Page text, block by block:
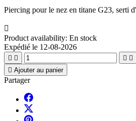
Piercing pour le nez en titane G23, serti

Product availability: En stock
Expédié le 12-08-2026
   
 Ajouter au panier
Partager